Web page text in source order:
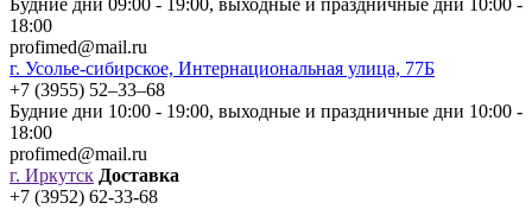
Будние дни 09:00 - 19:00, выходные и праздничные дни 10:00 -
18:00
profimed@mail.ru
г. Усолье-сибирское, Интернациональная улица, 77Б
+7 (3955) 52‒33‒68
Будние дни 10:00 - 19:00, выходные и праздничные дни 10:00 -
18:00
profimed@mail.ru
г. Иркутск Доставка
+7 (3952) 62-33-68